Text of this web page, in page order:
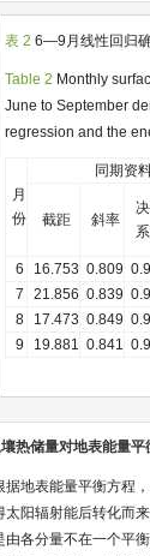
表 2 6—9月线性回归
Table 2 Monthly
June to September
regression and the
月
份
同期资
截距 斜率
6 16.753 0.809
7
21.856 0.839
8
17.473 0.849
9
19.881 0.841
热储量对地表能量平
据地表能量平衡方程
太阳辐射能后转化而
由各分量不在一个平